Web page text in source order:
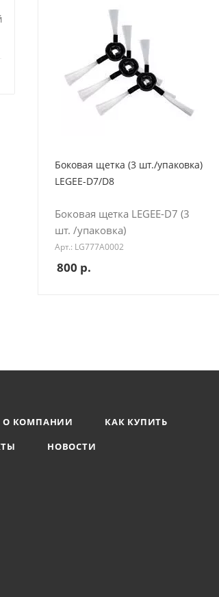
Боковая щетка (3 шт./упаковка)
LEGEE-D7/D8
Боковая щетка LEGEE-D7 (3
шт. /упаковка)
Арт.: LG777A0002
800 р.
О КОМПАНИИ
КАК КУПИТЬ
НОВОСТИ